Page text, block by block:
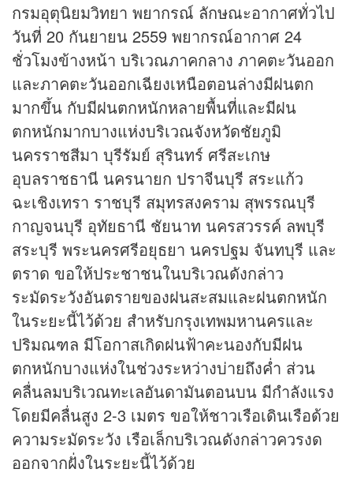
กรมอุตุนิยมวิทยา พยากรณ์ ลักษณะอากาศทั่วไป
วันที่ 20 กันยายน 2559 พยากรณ์อากาศ 24
ชั่วโมงข้างหน้า บริเวณภาคกลาง ภาคตะวันออก
และภาคตะวันออกเฉียงเหนือตอนล่างมีฝนตก
มากขึ้น กับมีฝนตกหนักหลายพื้นที่และมีฝน
ตกหนักมากบางแห่งบริเวณจังหวัดชัยภูมิ
นครราชสีมา บุรีรัมย์ สุรินทร์ ศรีสะเกษ
อุบลราชธานี นครนายก ปราจีนบุรี สระแก้ว
ฉะเชิงเทรา ราชบุรี สมุทรสงคราม สุพรรณบุรี
กาญจนบุรี อุทัยธานี ชัยนาท นครสวรรค์ ลพบุรี
สระบุรี พระนครศรีอยุธยา นครปฐม จันทบุรี และ
ตราด ขอให้ประชาชนในบริเวณดังกล่าว
ระมัดระวังอันตรายของฝนสะสมและฝนตกหนัก
ในระยะนี้ไว้ด้วย สำหรับกรุงเทพมหานครและ
ปริมณฑล มีโอกาสเกิดฝนฟ้าคะนองกับมีฝน
ตกหนักบางแห่งในช่วงระหว่างบ่ายถึงค่ำ ส่วน
คลื่นลมบริเวณทะเลอันดามันตอนบน มีกำลังแรง
โดยมีคลื่นสูง 2-3 เมตร ขอให้ชาวเรือเดินเรือด้วย
ความระมัดระวัง เรือเล็กบริเวณดังกล่าวควรงด
ออกจากฝั่งในระยะนี้ไว้ด้วย